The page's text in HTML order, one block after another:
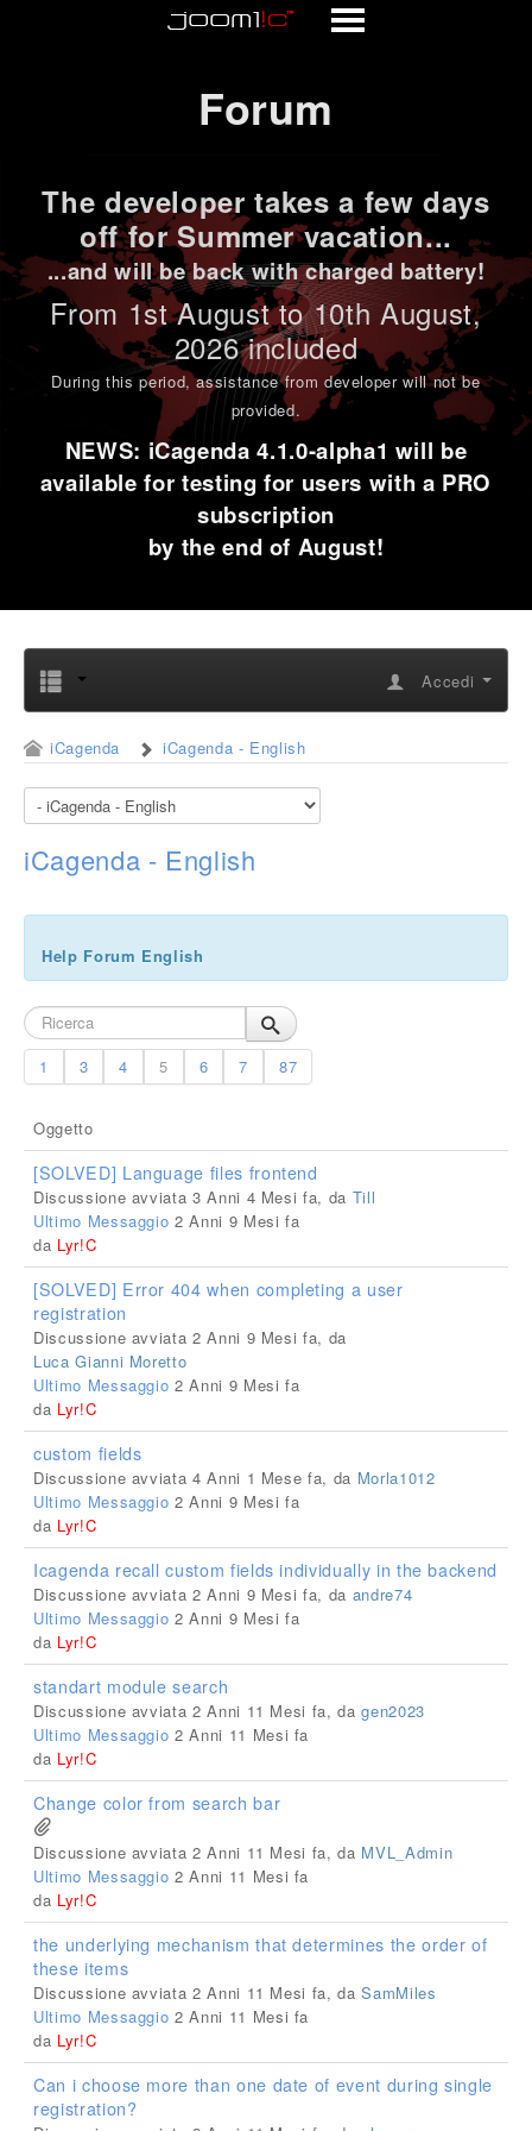
Forum
The developer takes a few days
off for Summer vacation...
...and will be back with charged battery!
From 1stAugust to 10th August,
2026 included
During this period,assistance from developer will not be
provided.
NEWS: iCagenda 4.1.0-alpha1 will be
available for testing for users with a PRO
subscription
by the end of August!
Accedi
iCagenda iCagenda - English
iCagenda - English
Help Forum English
1 3 4 5 6 7 87
Oggetto
[SOLVED] Language files frontend
Discussione avviata 3 Anni 4 Mesi fa, da Till
Ultimo Messaggio 2 Anni 9 Mesi fa
da Lyr!C
[SOLVED] Error 404 when completing a user
registration
Discussione avviata 2 Anni 9 Mesi fa, da
Luca Gianni Moretto
Ultimo Messaggio 2 Anni 9 Mesi fa
da Lyr!C
custom fields
Discussione avviata 4 Anni 1 Mese fa, da Morla1012
Ultimo Messaggio 2 Anni 9 Mesi fa
da Lyr!C
Icagenda recall custom fields individually in the backend
Discussione avviata 2 Anni 9 Mesi fa, da andre74
Ultimo Messaggio 2 Anni 9 Mesi fa
da Lyr!C
standart module search
Discussione avviata 2 Anni 11 Mesi fa, dagen2023
Ultimo Messaggio 2 Anni 11 Mesi fa
da Lyr!C
Change color from search bar
Discussione avviata 2 Anni 11 Mesi fa, da MVL_Admin
Ultimo Messaggio 2 Anni 11 Mesi fa
da Lyr!C
the underlying mechanism that determines the order of
these items
Discussione avviata 2 Anni 11 Mesi fa, daSamMiles
Ultimo Messaggio 2 Anni 11 Mesi fa
da Lyr!C
Can i choose more than one date of event during single
registration?